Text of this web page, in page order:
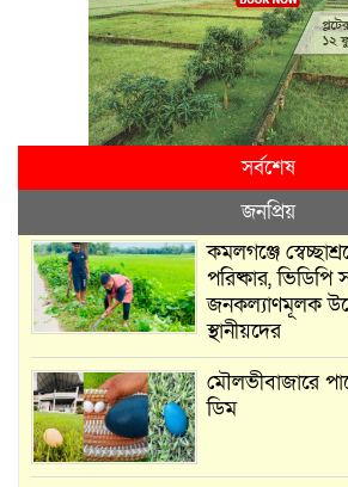
সর্বশেষ
জনপ্রিয়
কমলগঞ্জে
পরিষ্কার, ভিডিপি
জনকল্যাণমূলক
স্থানীয়দের
মৌলভীবাজারে
ডিম